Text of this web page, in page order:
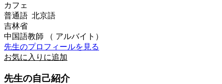
カフェ
普通語 北京語
吉林省
中国語教師 （ アルバイト）
先生のプロフィールを見る
お気に入りに追加
先生の自己紹介